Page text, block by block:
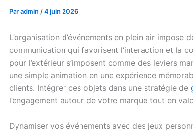
Paradmin /4 juin 2026
L’organisation d’événements en plein air impose
communication qui favorisent l’interaction et la
pour l’extérieur s’imposent comme des leviers
une simple animation en une expérience
clients. Intégrer ces objets dans une stratégie de
l’engagement autour de votre marque tout en
Dynamiser vos événements avec des jeux